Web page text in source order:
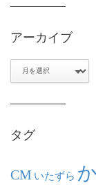
アーカイブ
タグ
CM いたずら